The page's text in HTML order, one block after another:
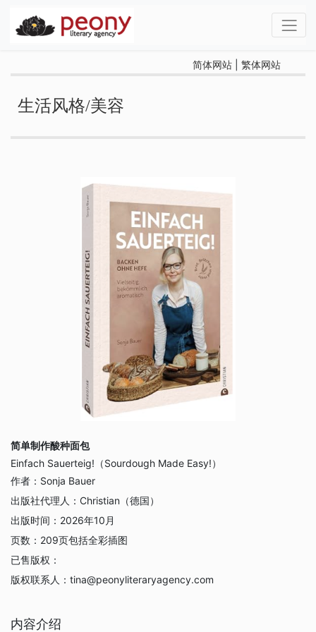
简体网站 繁体网站
生活风格/美容
简单制作酸种面包
Einfach Sauerteig!（Sourdough Made Easy!）
作者： Sonja Bauer
出版社代理人： Christian（德国）
出版时间： 2026年10月
页数： 209页包括全彩插图
已售版权：
版权联系人： tina@peonyliteraryagency.com
内容介绍